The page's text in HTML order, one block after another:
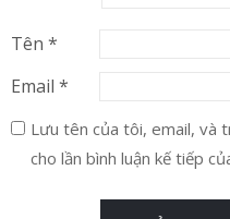
Tên *
Email *
Lưu tên của tôi, email, và
cho lần bình luận kế tiếp